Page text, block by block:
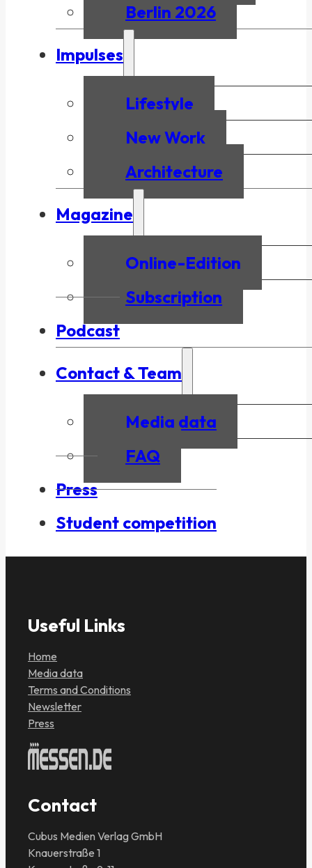
Berlin 2026
Impulses
Lifestyle
New Work
Architecture
Magazine
Online-Edition
Subscription
Podcast
Contact & Team
Media data
FAQ
Press
Student competition
Useful Links
Home
Media data
Terms and Conditions
Newsletter
Press
Contact
Cubus Medien Verlag GmbH
Knauerstraße 1